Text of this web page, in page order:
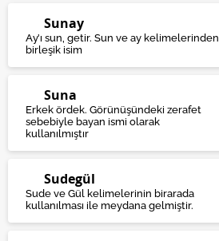
Sunay
Ay’ı sun, getir. Sun ve ay kelimelerinden
birleşik isim
Suna
Erkek ördek. Görünüşündeki zerafet
sebebiyle bayan ismi olarak
kullanılmıştır
Sudegül
Sude ve Gül kelimelerinin birarada
kullanılması ile meydana gelmiştir.